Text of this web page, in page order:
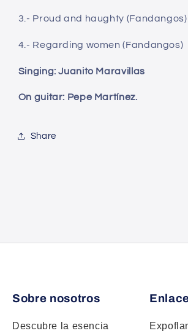
3.- Proud and haughty (Fandangos)
4.- Regarding women (Fandangos)
Singing: Juanito Maravillas
On guitar: Pepe Martínez.
Share
Sobre nosotros
Descubre la esencia